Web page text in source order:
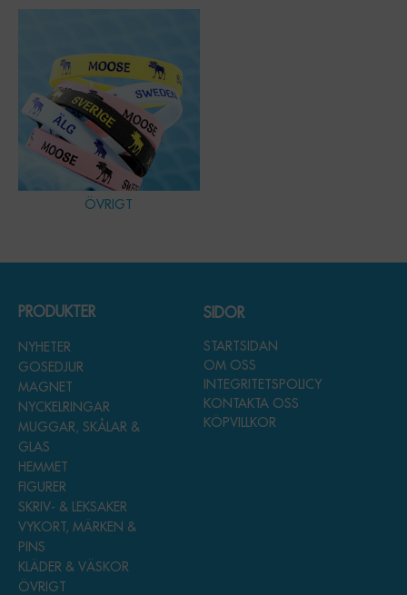
ÖVRIGT
PRODUKTER
NYHETER
GOSEDJUR
MAGNET
NYCKELRINGAR
MUGGAR, SKÅLAR &
GLAS
HEMMET
FIGURER
SKRIV- & LEKSAKER
VYKORT, MÄRKEN &
PINS
KLÄDER & VÄSKOR
ÖVRIGT
SIDOR
STARTSIDAN
OM OSS
INTEGRITETSPOLICY
KONTAKTA OSS
KÖPVILLKOR